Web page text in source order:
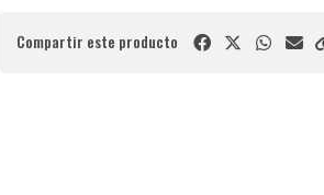
Compartir este producto